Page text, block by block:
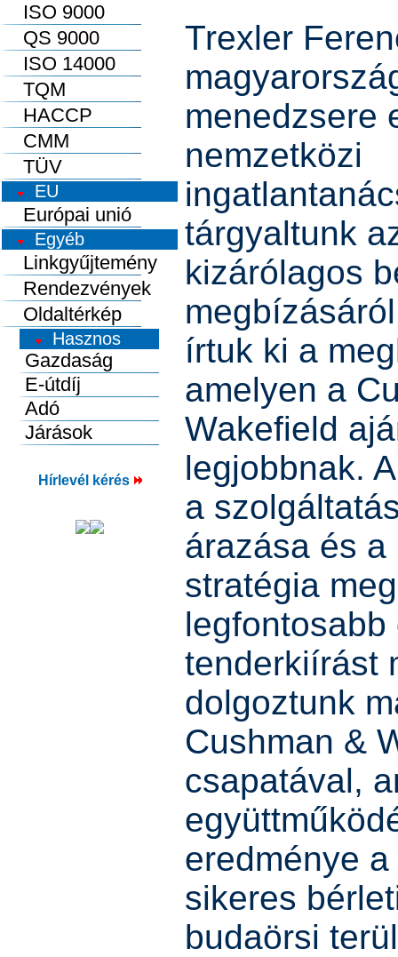
ISO 9000
QS 9000
ISO 14000
TQM
HACCP
CMM
TÜV
EU
Európai unió
Egyéb
Linkgyűjtemény
Rendezvények
Oldaltérkép
Hírlevél kérés
Trexler
menedzsere
nemzetközi
tárgyaltunk
kizárólagos
írtuk ki a
amelyen a
Wakefield
legjobbnak.
a
árazása és
stratégia
legfontosabb
tenderkiírást
dolgoztunk
Cushman &
csapatával,
eredménye
sikeres
budaörsi